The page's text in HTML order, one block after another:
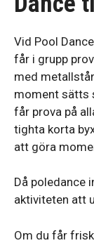
Vid Pool
får i grupp
med
moment sätts
får prova på
tighta korta
att göra
Då poledance
aktiviteten att
Om du får